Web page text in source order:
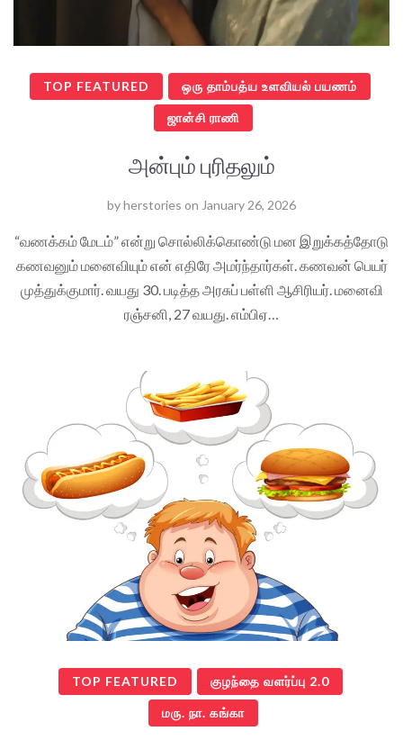
TOP FEATURED ஒரு தாம்பத்ய உளவியல் பயணம்
ஜான்சி ராணி
அன்பும் புரிதலும்
byherstories on January 26, 2026
“வணக்கம் மேடம்” என்று சொல்லிக்கொண்டு மன இறுக்கத்தோடு
கணவனும் மனைவியும் என் எதிரே அமர்ந்தார்கள். கணவன் பெயர்
முத்துக்குமார். வயது 30. படித்த அரசுப் பள்ளி ஆசிரியர். மனைவி
ரஞ்சனி, 27 வயது. எம்பிஏ…
TOP FEATURED குழந்தை வளர்ப்பு 2.0
மரு. நா. கங்கா